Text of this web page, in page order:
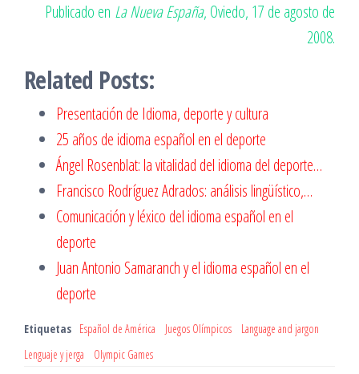
Publicado en La Nueva España, Oviedo, 17 de agosto de
2008.
Related Posts:
Presentación de Idioma, deporte y cultura
25 años de idioma español en el deporte
Ángel Rosenblat: la vitalidad del idioma del deporte…
Francisco Rodríguez Adrados: análisis lingüístico,…
Comunicación y léxico del idioma español en el
deporte
Juan Antonio Samaranch y el idioma español en el
deporte
Etiquetas Español de América Juegos Olímpicos
Language and jargon
Lenguaje y jerga
Olympic Games